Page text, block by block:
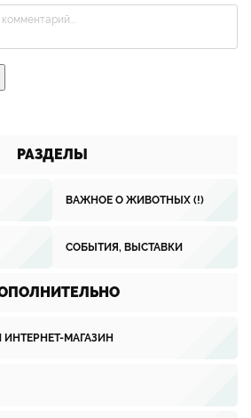
РАЗДЕЛЫ
ВАЖНОЕ О ЖИВОТНЫХ (!)
СОБЫТИЯ, ВЫСТАВКИ
МАГАЗИН